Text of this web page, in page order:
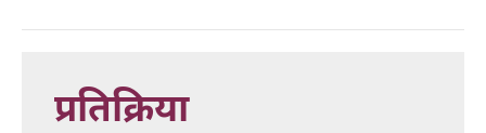
प्रतिक्रिया